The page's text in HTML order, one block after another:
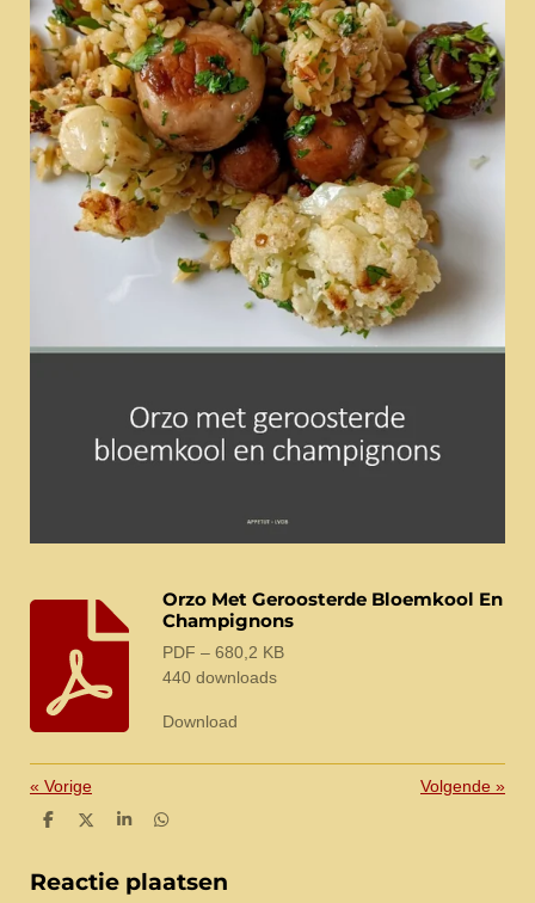
Orzo Met Geroosterde Bloemkool En
Champignons
PDF – 680,2 KB
440 downloads
Download
« Vorige Volgende »
D
e
n
D
l
S
r
e
D
e
n
Reactie plaatsen